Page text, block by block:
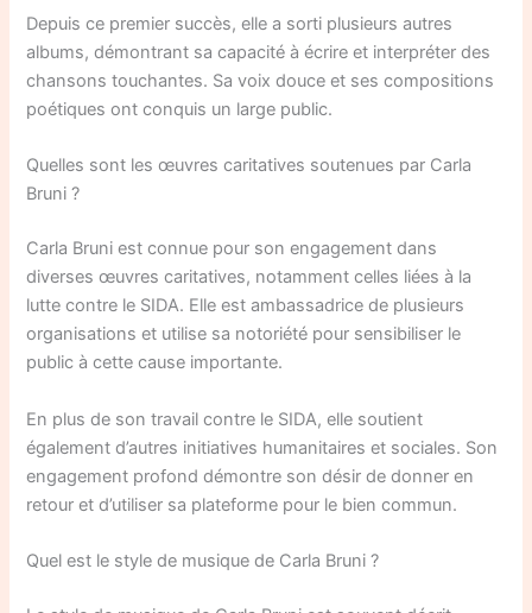
Depuis ce premier succès, elle a sorti plusieurs autres
albums, démontrant sa capacité à écrire et interpréter des
chansons touchantes. Sa voix douce et ses compositions
poétiques ont conquis un large public.
Quelles sont les œuvres caritatives soutenues par Carla
Bruni ?
Carla Bruni est connue pour son engagement dans
diverses œuvres caritatives, notamment celles liées à la
lutte contre le SIDA. Elle est ambassadrice de plusieurs
organisations et utilise sa notoriété pour sensibiliser le
public à cette cause importante.
En plus de son travail contre le SIDA, elle soutient
également d’autres initiatives humanitaires et sociales. Son
engagement profond démontre son désir de donner en
retour et d’utiliser sa plateforme pour le bien commun.
Quel est le style de musique de Carla Bruni ?